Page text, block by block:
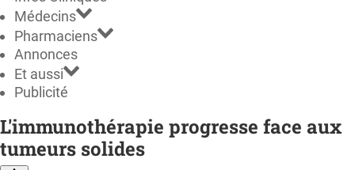
Médecins
Pharmaciens
Annonces
Et aussi
Publicité
L'immunothérapie progresse face aux
tumeurs solides